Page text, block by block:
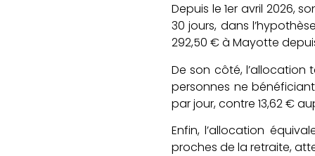
Depuis le 1er avril 2026,
30 jours, dans
292,50 € à Mayotte
De son côté, l’allocation
personnes ne
par jour, contre 13,62 €
Enfin, l’allocation
proches de la retraite,